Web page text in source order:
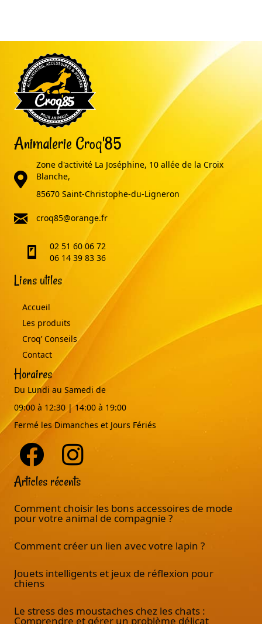
Animalerie Croq'85
adresse
Zone d'activité La Joséphine, 10 allée de la Croix
Blanche,
85670 Saint-Christophe-du-Ligneron
email
croq85@orange.fr
telephone02 51 60 06 72
06 14 39 83 36
Liens utiles
Accueil
Les produits
Croq’ Conseils
Contact
Horaires
Du Lundi au Samedi de
09:00 à 12:30 | 14:00 à 19:00
Fermé les Dimanches et Jours Fériés
Articles récents
Comment choisir les bons accessoires de mode
pour votre animal de compagnie ?
Comment créer un lien avec votre lapin ?
Jouets intelligents et jeux de réflexion pour
chiens
Le stress des moustaches chez les chats :
Comprendre et gérer un problème délicat